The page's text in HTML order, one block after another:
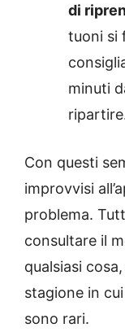
di
tuoni si
minuti
Con questi
improvvisi
problema.
consultare il
qualsiasi
stagione in
sono rari.